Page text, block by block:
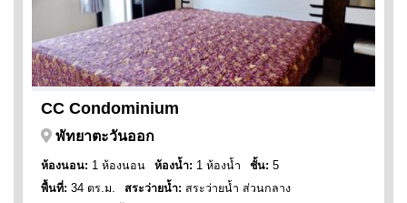
CC Condominium
พัทยาตะวันออก
ห้องนอน: 1 ห้องนอน ห้องน้ำ: 1 ห้องน้ำ ชั้น: 5
พื้นที่: 34 ตร.ม. สระว่ายน้ำ: สระว่ายน้ำ ส่วนกลาง